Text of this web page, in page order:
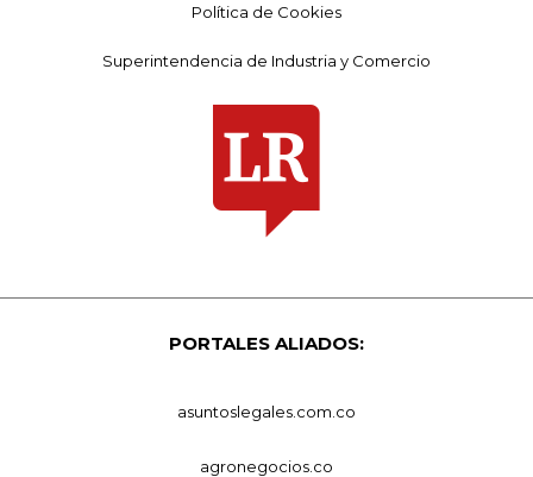
Política de Cookies
Superintendencia de Industria y Comercio
PORTALES ALIADOS:
asuntoslegales.com.co
agronegocios.co